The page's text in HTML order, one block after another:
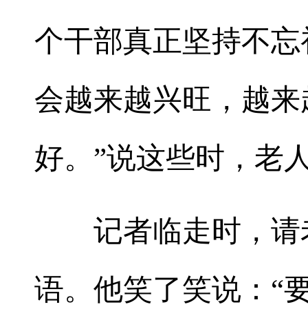
个干部真正坚持不
会越来越兴旺，越
好。”说这些时，老
记者临走时，请
语。他笑了笑说：“